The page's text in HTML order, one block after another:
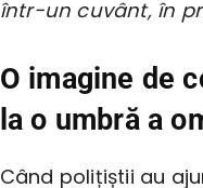
într-un cuvânt, în
O imagine de
la o umbră a
Când polițiștii au